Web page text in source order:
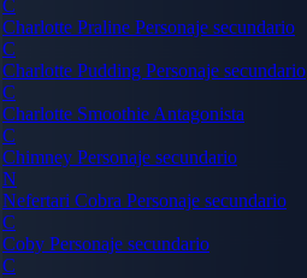
C
Charlotte Praline Personaje secundario
C
Charlotte Pudding Personaje secundario
C
Charlotte Smoothie Antagonista
C
Chimney Personaje secundario
N
Nefertari Cobra Personaje secundario
C
Coby Personaje secundario
C